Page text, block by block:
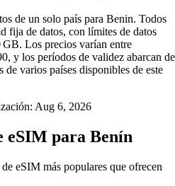
de un solo país para Benin. Todos
fija de datos, con límites de datos
Los precios varían entre
y los períodos de validez abarcan de
varios países disponibles de este
Aug 6, 2026
eSIM para Benín
eSIM más populares que ofrecen